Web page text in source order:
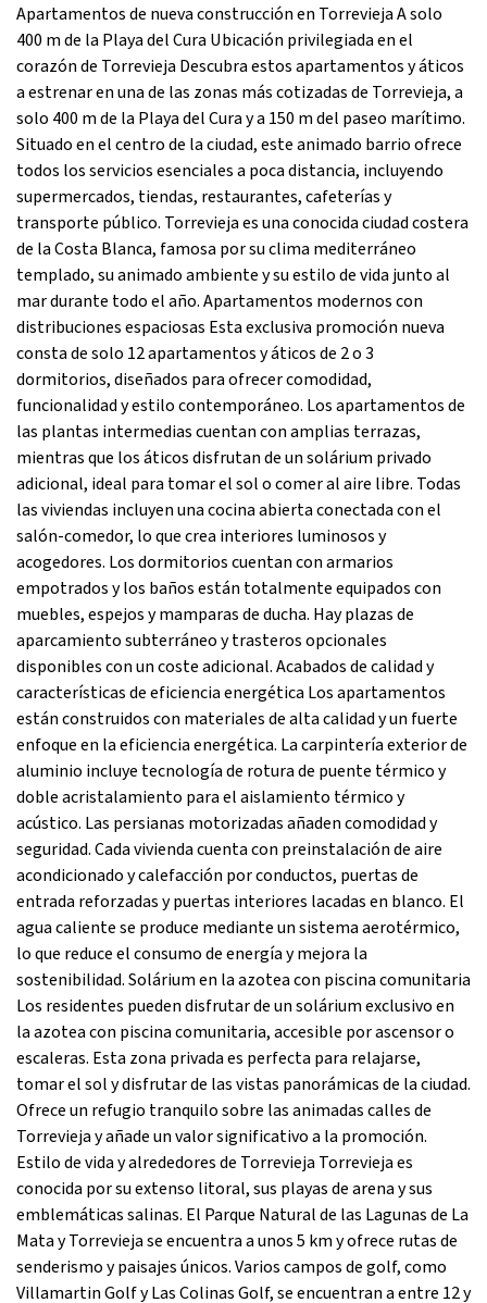
Apartamentos de nueva construcción en Torrevieja A solo
400 m de la Playa del Cura Ubicación privilegiada en el
corazón de Torrevieja Descubra estos apartamentos y áticos
a estrenar en una de las zonas más cotizadas de Torrevieja, a
solo 400 m de la Playa del Cura y a 150 m del paseo marítimo.
Situado en el centro de la ciudad, este animado barrio ofrece
todos los servicios esenciales a poca distancia, incluyendo
supermercados, tiendas, restaurantes, cafeterías y
transporte público. Torrevieja es una conocida ciudad costera
de la Costa Blanca, famosa por su clima mediterráneo
templado, su animado ambiente y su estilo de vida junto al
mar durante todo el año. Apartamentos modernos con
distribuciones espaciosas Esta exclusiva promoción nueva
consta de solo 12 apartamentos y áticos de 2 o 3
dormitorios, diseñados para ofrecer comodidad,
funcionalidad y estilo contemporáneo. Los apartamentos de
las plantas intermedias cuentan con amplias terrazas,
mientras que los áticos disfrutan de un solárium privado
adicional, ideal para tomar el sol o comer al aire libre. Todas
las viviendas incluyen una cocina abierta conectada con el
salón-comedor, lo que crea interiores luminosos y
acogedores. Los dormitorios cuentan con armarios
empotrados y los baños están totalmente equipados con
muebles, espejos y mamparas de ducha. Hay plazas de
aparcamiento subterráneo y trasteros opcionales
disponibles con un coste adicional. Acabados de calidad y
características de eficiencia energética Los apartamentos
están construidos con materiales de alta calidad y un fuerte
enfoque en la eficiencia energética. La carpintería exterior de
aluminio incluye tecnología de rotura de puente térmico y
doble acristalamiento para el aislamiento térmico y
acústico. Las persianas motorizadas añaden comodidad y
seguridad. Cada vivienda cuenta con preinstalación de aire
acondicionado y calefacción por conductos, puertas de
entrada reforzadas y puertas interiores lacadas en blanco. El
agua caliente se produce mediante un sistema aerotérmico,
lo que reduce el consumo de energía y mejora la
sostenibilidad. Solárium en la azotea con piscina comunitaria
Los residentes pueden disfrutar de un solárium exclusivo en
la azotea con piscina comunitaria, accesible por ascensor o
escaleras. Esta zona privada es perfecta para relajarse,
tomar el sol y disfrutar de las vistas panorámicas de la ciudad.
Ofrece un refugio tranquilo sobre las animadas calles de
Torrevieja y añade un valor significativo a la promoción.
Estilo de vida y alrededores de Torrevieja Torrevieja es
conocida por su extenso litoral, sus playas de arena y sus
emblemáticas salinas. El Parque Natural de las Lagunas de La
Mata y Torrevieja se encuentra a unos 5 km y ofrece rutas de
senderismo y paisajes únicos. Varios campos de golf, como
Villamartin Golf y Las Colinas Golf, se encuentran a entre 12 y